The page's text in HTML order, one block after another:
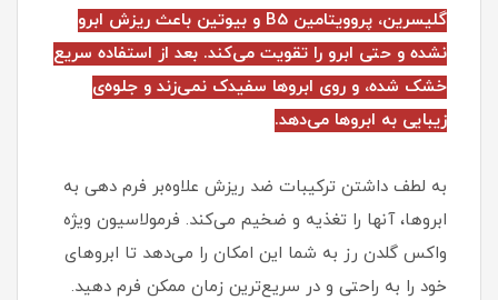
گلیسرین، پروویتامین B5 و بیوتین باعث ریزش ابرو
نشده و حتی ابرو را تقویت می‌کند. بعد از استفاده سریع
خشک شده، و روی ابروها سفیدک نمی‌زند و جلوه‌ی
زیبایی به ابروها می‌دهد.
به لطف داشتن ترکیبات ضد ریزش علاوه‌بر فرم دهی به
ابروها، آنها را تغذیه و ضخیم می‌کند. فرمولاسیون ویژه
واکس گلدن رز به شما این امکان را می‌دهد تا ابروهای
خود را به راحتی و در سریع‌ترین زمان ممکن فرم دهید.